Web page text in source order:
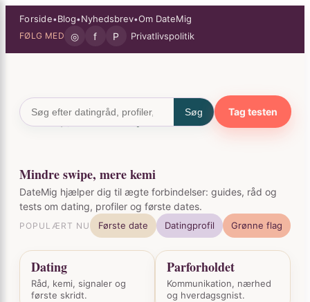
SpringForside•Blog•Nyhedsbrev•Om DateMig
FØLG MED ◎ f P Privatlivspolitik
Søg Tag testen
Mindre swipe, mere kemi
DateMig hjælper dig til ægte forbindelser: guides, råd og
tests om dating, profiler og første dates.
POPULÆRT NU Første date Datingprofil Grønne flag
Dating
Råd, kemi, signaler og
første skridt.
Parforholdet
Kommunikation, nærhed
og hverdagsgnist.